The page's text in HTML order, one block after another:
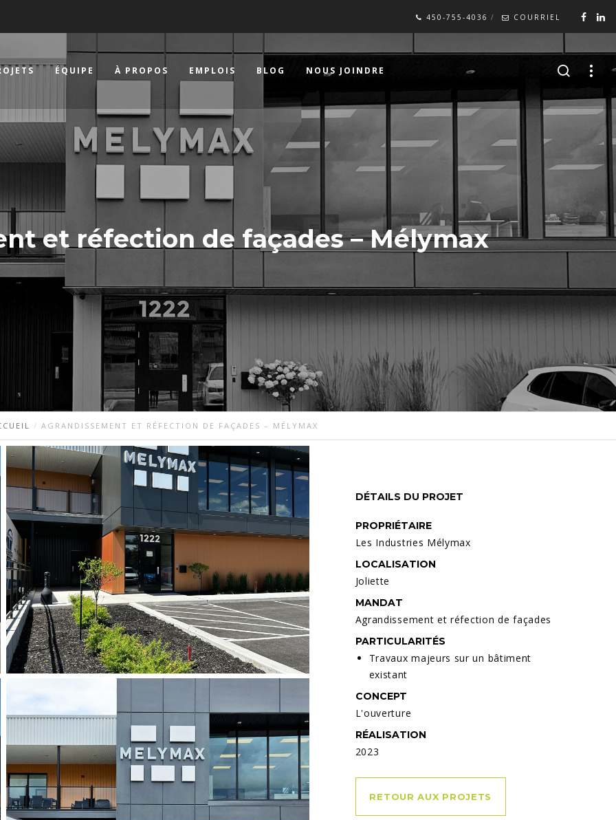
450-755-4036 COURRIEL
ÉQUIPE À PROPOS EMPLOIS BLOG NOUS JOINDRE
et réfection de façades – Mélymax
AGRANDISSEMENT ET RÉFECTION DE FAÇADES – MÉLYMAX
DÉTAILS DU PROJET
PROPRIÉTAIRE
Les Industries Mélymax
LOCALISATION
Joliette
MANDAT
Agrandissement et réfection de façades
PARTICULARITÉS
Travaux majeurs sur un bâtiment
existant
CONCEPT
L'ouverture
RÉALISATION
2023
RETOUR AUX PROJETS